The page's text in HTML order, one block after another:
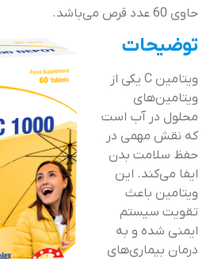
حاوی 60 عدد قرص می‌باشد.
توضیحات
ویتامین C یکی از
ویتامین‌های
محلول در آب است
که نقش مهمی در
حفظ سلامت بدن
ایفا می‌کند. این
ویتامین باعث
تقویت سیستم
ایمنی شده و به
درمان بیماری‌های